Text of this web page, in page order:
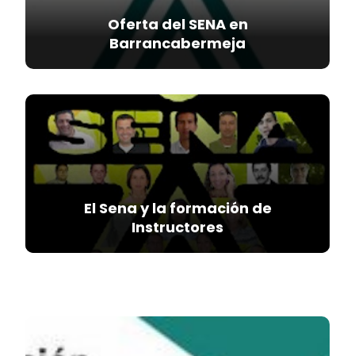
Oferta del SENA en
Barrancabermeja
El Sena y la formación de
Instructores